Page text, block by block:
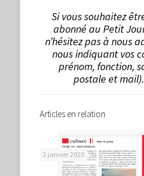
Si vous souhaitez
abonné au Petit
n’hésitez pas à nous
nous indiquant vos
prénom, fonction,
postale et mail).
Articles en relation
2 janvier 2020